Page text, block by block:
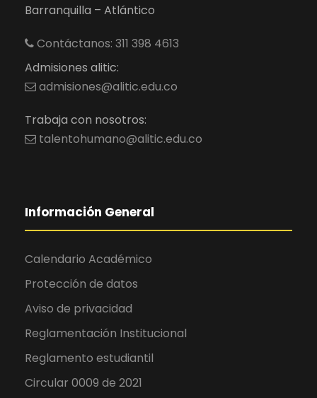
Barranquilla – Atlántico
Contáctanos: 311 398 4613
Admisiones alitic:
admisiones@alitic.edu.co
Trabaja con nosotros:
talentohumano@alitic.edu.co
Información General
Calendario Académico
Protección de datos
Aviso de privacidad
Reglamentación Institucional
Reglamento estudiantil
Circular 0009 de 2021